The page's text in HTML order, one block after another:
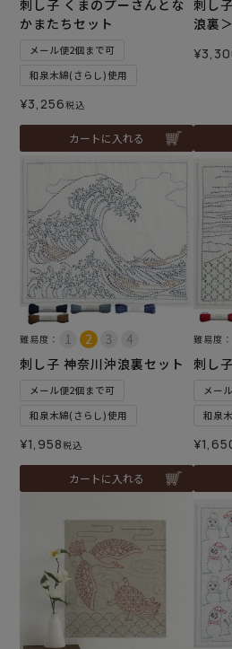
刺し子 くまのプーさんとな
かまたちセット
メール便2個まで可
和泉木綿(さらし)使用
¥3,256税込
カートに入れる
刺し
浪裏＞
¥
難易度：
刺し子 神奈川沖浪裏セット
メール便2個まで可
和泉木綿(さらし)使用
¥1,958税込
カートに入れる
難易度：
刺し
メー
和泉
¥